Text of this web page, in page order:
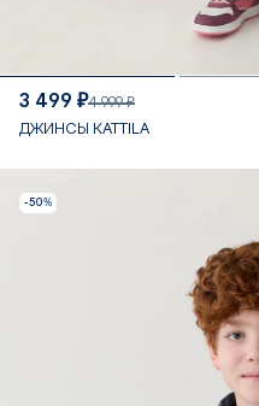
3 499 ₽4 999 ₽
ДЖИНСЫ KATTILA
-50%